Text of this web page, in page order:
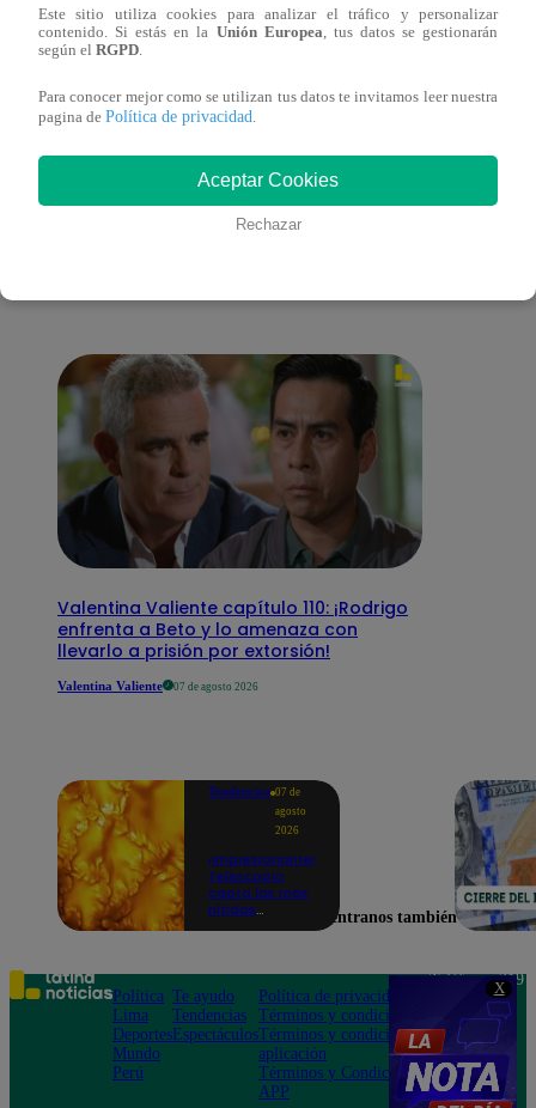
X
ganadora de Yo Soy: Nueva Generación!
También te puede
Valentina Valiente capítulo 110: ¡Rodrigo
enfrenta a Beto y lo amenaza con
llevarlo a prisión por extorsión!
Valentina Valiente 07 de agosto 2026
Tendencias 07 de
agosto
2026
¡Impresionante!
Telescopio
capta las más
nítidas
del Sol
Este sitio utiliza cookies para analizar el tráfico y personalizar
contenido. Si estás en la Unión Europea, tus datos se gestionarán
según el RGPD.
Para conocer mejor como se utilizan tus datos te invitamos leer nuestra
pagina de Política de privacidad.
Aceptar Cookies
Rechazar
Encuéntranos también en
Política
Lima
Deportes
Mundo
Perú
Te ayudo
Tendencias
Espectáculos
Política de privacidad
Términos y condiciones
Términos y condiciones
aplicación
Términos y Condiciones
APP
Teléfono: 219
Av. San
Felipe 968
Jesús María